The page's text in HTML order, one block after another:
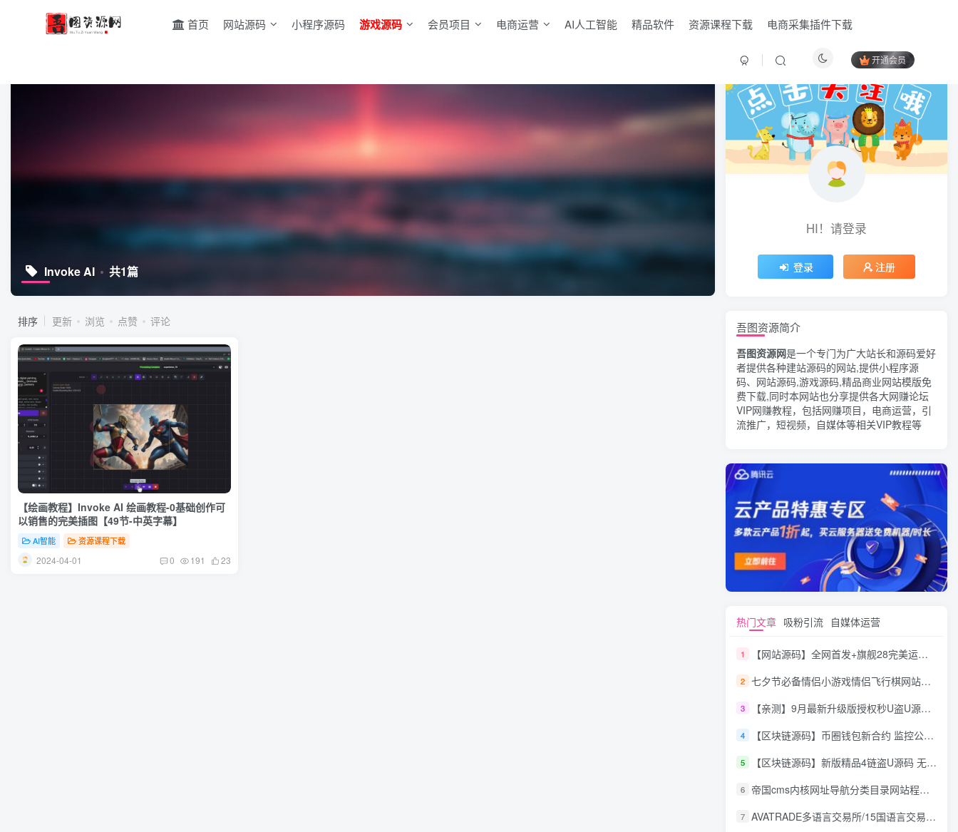
首页 网站源码 小程序源码 游戏源码 会员项目 电商运营 AI人工智能 精品软件 资源课程下载 电商采集插件下载
开通会员
Invoke AI 共1篇
排序 更新 浏览 点赞 评论
【绘画教程】Invoke AI 绘画教程-0基础创作可
以销售的完美插图【49节-中英字幕】
AI智能 资源课程下载
2024-04-01 0 191 23
HI！请登录
登录 注册
HI！请登录
登录 注册
吾图资源简介
吾图资源网是一个专门为广大站长和源码爱好
者提供各种建站源码的网站,提供小程序源
码、网站源码,游戏源码,精品商业网站模版免
费下载,同时本网站也分享提供各大网赚论坛
VIP网赚教程，包括网赚项目，电商运营，引
流推广，短视频，自媒体等相关VIP教程等
热门文章 吸粉引流 自媒体运营
1 【网站源码】全网首发+旗舰28完美运营Java版高仿28圈+彩种丰富+机器人+眯牌
2 七夕节必备情侣小游戏情侣飞行棋网站源码
3 【亲测】9月最新升级版授权秒U盗U源码/四链盗U源码/自带提币接口
4 【区块链源码】币圈钱包新合约 监控公链转账地址 尾数模拟转账数据生成 0 U攻击带安装说明
5 【区块链源码】新版精品4链盗U源码 无限开代理模式 后台 代理数据可看 包含搭建教程
6 帝国cms内核网址导航分类目录网站程序源码
7 AVATRADE多语言交易所/15国语言交易所/合约交易/期权交易/币币交易/申购/矿机/风控/前端wap/pc纯源码/带搭建教程